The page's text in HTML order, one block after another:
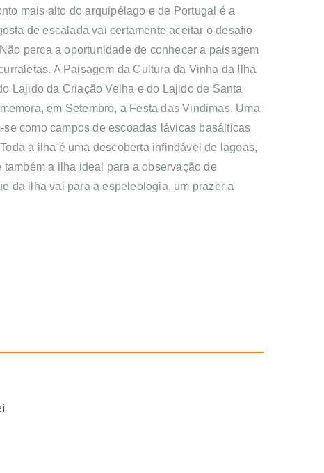
mais alto do arquipélago e de Portugal é a
de escalada vai certamente aceitar o desafio
perca a oportunidade de conhecer a paisagem
A Paisagem da Cultura da Vinha da Ilha
Lajido da Criação Velha e do Lajido de Santa
em Setembro, a Festa das Vindimas. Uma
como campos de escoadas lávicas basálticas
a ilha é uma descoberta infindável de lagoas,
a ilha ideal para a observação de
da ilha vai para a espeleologia, um prazer a